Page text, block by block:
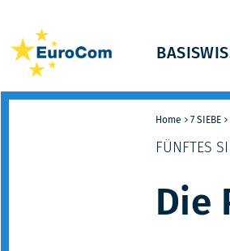
Home 7 SIEBE
FÜNFTES
Die